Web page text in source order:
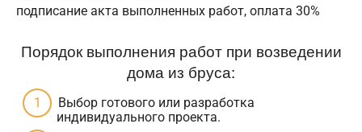
подписание акта выполненных работ, оплата 30%
Порядок выполнения работ при возведении
дома из бруса:
Выбор готового или разработка
индивидуального проекта.